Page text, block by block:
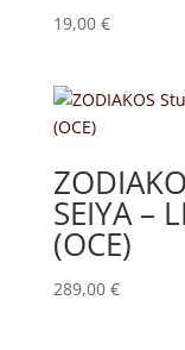
19,00 €
SEIYA –
(OCE)
289,00 €